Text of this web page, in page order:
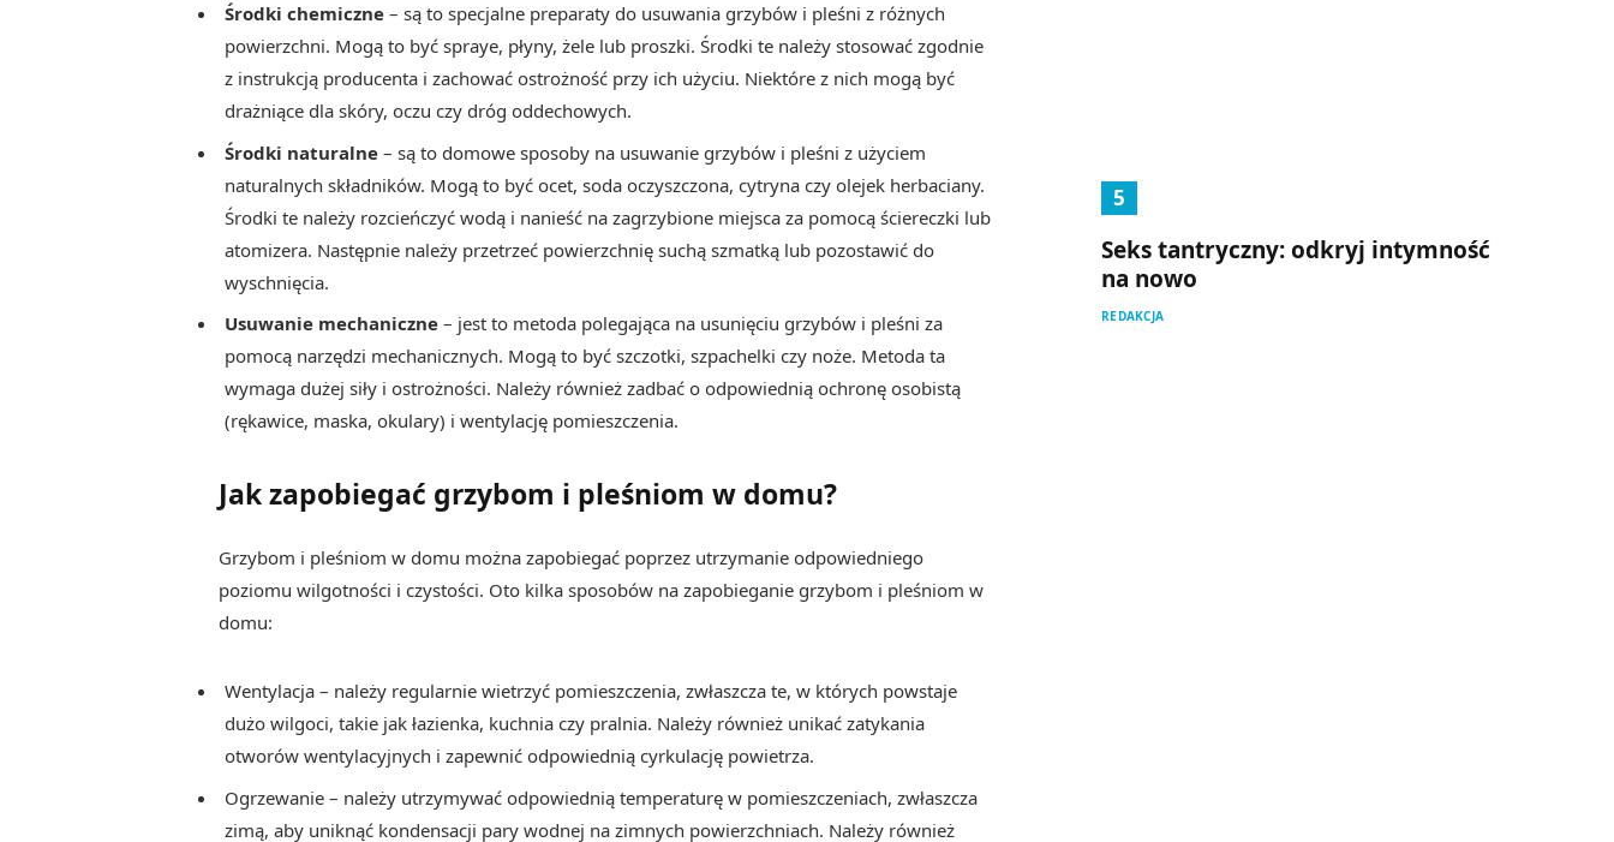
Środki chemiczne – są to specjalne preparaty do usuwania grzybów i pleśni z różnych
powierzchni. Mogą to być spraye, płyny, żele lub proszki. Środki te należy stosować zgodnie
z instrukcją producenta i zachować ostrożność przy ich użyciu. Niektóre z nich mogą być
drażniące dla skóry, oczu czy dróg oddechowych.
Środki naturalne– są to domowe sposoby na usuwanie grzybów i pleśni z użyciem
naturalnych składników. Mogą to być ocet, soda oczyszczona, cytryna czy olejek herbaciany.
Środki te należy rozcieńczyć wodą i nanieść na zagrzybione miejsca za pomocą ściereczki lub
atomizera. Następnie należy przetrzeć powierzchnię suchą szmatką lub pozostawić do
wyschnięcia.
Usuwanie mechaniczne– jest to metoda polegająca na usunięciu grzybów i pleśni za
pomocą narzędzi mechanicznych. Mogą to być szczotki, szpachelki czy noże. Metoda ta
wymaga dużej siły i ostrożności. Należy również zadbać o odpowiednią ochronę osobistą
(rękawice, maska, okulary) i wentylację pomieszczenia.
Jak zapobiegać grzybom i pleśniom w domu?
Grzybom i pleśniom w domu można zapobiegać poprzez utrzymanie odpowiedniego
poziomu wilgotności i czystości. Oto kilka sposobów na zapobieganie grzybom i pleśniom w
domu:
Wentylacja – należy regularnie wietrzyć pomieszczenia, zwłaszcza te, w których powstaje
dużo wilgoci, takie jak łazienka, kuchnia czy pralnia. Należy również unikać zatykania
otworów wentylacyjnych i zapewnić odpowiednią cyrkulację powietrza.
Ogrzewanie – należy utrzymywać odpowiednią temperaturę w pomieszczeniach, zwłaszcza
zimą, aby uniknąć kondensacji pary wodnej na zimnych powierzchniach. Należy również
Seks tantryczny: odkryj intymność
na nowo
REDAKCJA